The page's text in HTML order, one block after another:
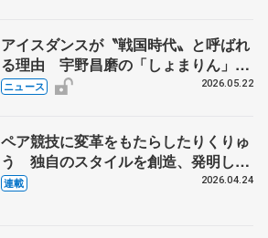
アイスダンスが〝戦国時代〟と呼ばれ
る理由 宇野昌磨の「しょまりん」ら
実力者が相次いで参戦 国内の競争激
ニュース 2026.05.22
ペア競技に変革をもたらしたりくりゅ
う 独自のスタイルを創造、発明した
【引退発表後②】
連載 2026.04.24